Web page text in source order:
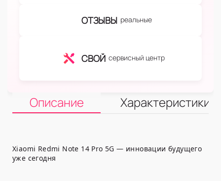
ОТЗЫВЫ реальные
СВОЙ сервисный центр
Описание Характеристики
Xiaomi Redmi Note 14 Pro 5G — инновации будущего
уже сегодня